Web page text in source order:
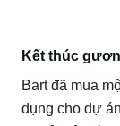
Kết thúc
Bart đã mua
dụng cho dự